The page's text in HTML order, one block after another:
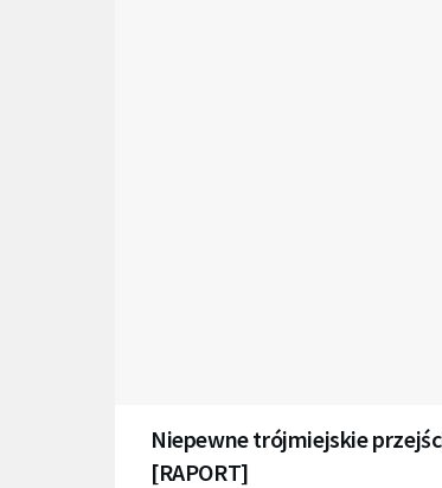
Niepewne trójmiejskie
[RAPORT]